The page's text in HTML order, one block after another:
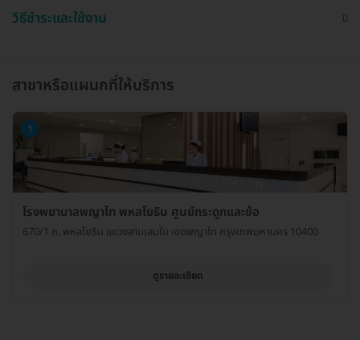
วิธีชำระและใช้งาน
สาขาหรือแผนกที่ให้บริการ
1
โรงพยาบาลพญาไท พหลโยธิน ศูนย์กระดูกและข้อ
670/1 ถ. พหลโยธิน แขวงสามเสนใน เขตพญาไท กรุงเทพมหานคร 10400
ดูรายละเอียด